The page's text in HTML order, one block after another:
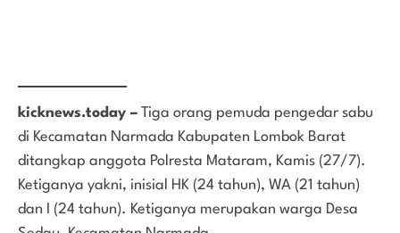
kicknews.today – Tiga orang pemuda pengedar sabu
di Kecamatan Narmada Kabupaten Lombok Barat
ditangkap anggota Polresta Mataram, Kamis (27/7).
Ketiganya yakni, inisial HK (24 tahun), WA (21 tahun)
dan I (24 tahun). Ketiganya merupakan warga Desa